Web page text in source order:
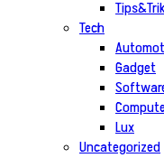
Tips&Trik
Tech
Gadget
Lux
Uncategorized